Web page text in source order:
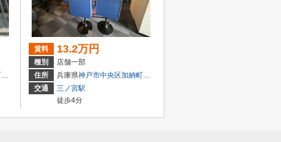
４丁目7-8
賃料 13.2万円
種別
店舗一部
住所
兵庫県神戸市中央区加納町
交通
三ノ宮駅
徒歩4分